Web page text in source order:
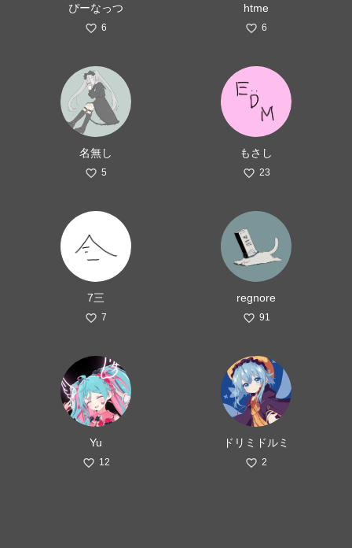
ぴーなっつ
6
htme
6
名無し
5
もさし
23
7三
7
regnore
91
Yu
12
ドリミドルミ
2